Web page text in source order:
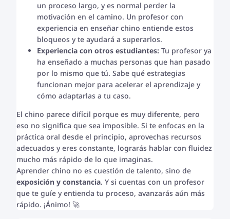
un proceso largo, y es normal perder la
motivación en el camino. Un profesor con
experiencia en enseñar chino entiende estos
bloqueos y te ayudará a superarlos.
Experiencia con otros estudiantes: Tu profesor ya
ha enseñado a muchas personas que han pasado
por lo mismo que tú. Sabe qué estrategias
funcionan mejor para acelerar el aprendizaje y
cómo adaptarlas a tu caso.
El chino parece difícil porque es muy diferente, pero
eso no significa que sea imposible. Si te enfocas en la
práctica oral desde el principio, aprovechas recursos
adecuados y eres constante, lograrás hablar con fluidez
mucho más rápido de lo que imaginas.
Aprender chino no es cuestión de talento, sino de
exposición y constancia. Y si cuentas con un profesor
que te guíe y entienda tu proceso, avanzarás aún más
rápido. ¡Ánimo! 🚀